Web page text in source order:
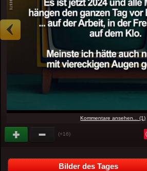
Kommentare ansehen... (1)
(+16)
Bilder des Tages